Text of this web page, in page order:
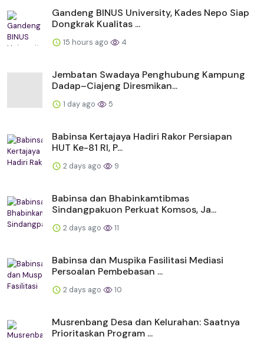
Gandeng BINUS University, Kades Nepo Siap
Dongkrak Kualitas ...
15 hours ago 4
Jembatan Swadaya Penghubung Kampung
Dadap–Ciajeng Diresmikan...
1 day ago 5
Babinsa Kertajaya Hadiri Rakor Persiapan
HUT Ke-81 RI, P...
2 days ago 9
Babinsa dan Bhabinkamtibmas
Sindangpakuon Perkuat Komsos, Ja...
2 days ago 11
Babinsa dan Muspika Fasilitasi Mediasi
Persoalan Pembebasan ...
2 days ago 10
Musrenbang Desa dan Kelurahan: Saatnya
Prioritaskan Program ...